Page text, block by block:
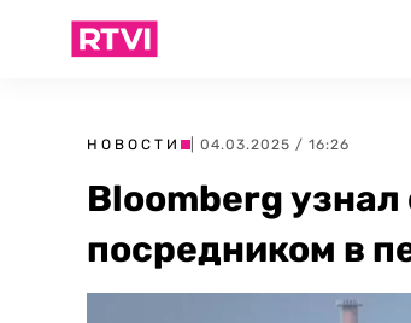
НОВОСТИ | 04.03.2025 / 16:26
Bloomberg узнал
посредником в